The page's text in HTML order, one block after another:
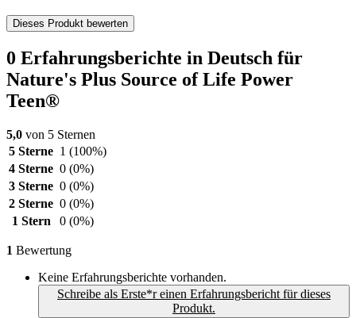
Dieses Produkt bewerten
0 Erfahrungsberichte in Deutsch für
Nature's Plus Source of Life Power
Teen®
5,0 von 5 Sternen
5 Sterne 1 (100%)
4 Sterne 0 (0%)
3 Sterne 0 (0%)
2 Sterne 0 (0%)
1 Stern
0 (0%)
1 Bewertung
Keine Erfahrungsberichte vorhanden.
Schreibe als Erste*r einen Erfahrungsbericht für dieses
Produkt.